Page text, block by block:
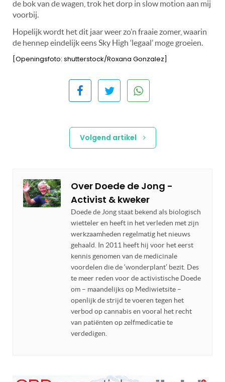
de bok van de wagen, trok het dorp in slow motion aan mij
voorbij.
Hopelijk wordt het dit jaar weer zo’n fraaie zomer, waarin
de hennep eindelijk eens Sky High ‘legaal’ moge groeien.
[Openingsfoto: shutterstock/Roxana Gonzalez]
Volgend artikel
Over Doede de Jong -
Activist & kweker
Doede de Jong staat bekend als biologisch
wietteler en heeft in het verleden met zijn
werkzaamheden regelmatig het nieuws
gehaald. In 2011 heeft hij voor het eerst
kennis genomen van de medicinale
voordelen die de ‘wonderplant’ bezit. Des
te meer reden voor de activistische Doede
om – maandelijks op Mediwietsite –
openlijk de strijd te voeren tegen het
verbod op cannabis en vooral het recht
van patiënten op zelfmedicatie te
verdedigen.